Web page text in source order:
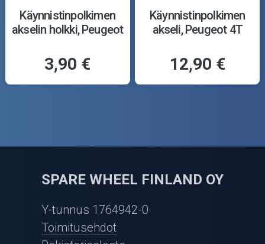
Käynnistinpolkimen
akselin holkki, Peugeot
3,90 €
Käynnistinpolkimen
akseli, Peugeot 4T
12,90 €
SPARE WHEEL FINLAND OY
Y-tunnus 1764942-0
Toimitusehdot